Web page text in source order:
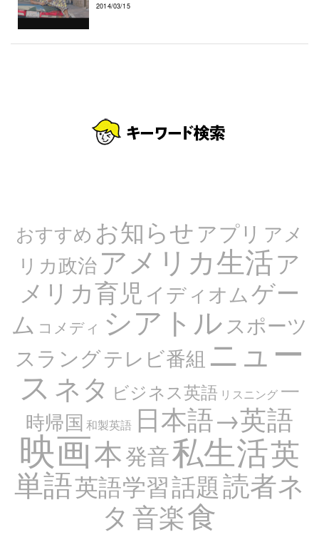
2014/03/15
おすすめ お知らせアプリ アメ
リカ政治アメリカ生活ア
メリカ育児 イディオムゲー
ム コメディ シアトルスポーツ
スラングテレビ番組 ニュー
ス ネタ ビジネス英語 リスニング 一
時帰国 和製英語 日本語→英語
映画本発音私生活英
単語英語学習話題読者ネ
タ 音楽食